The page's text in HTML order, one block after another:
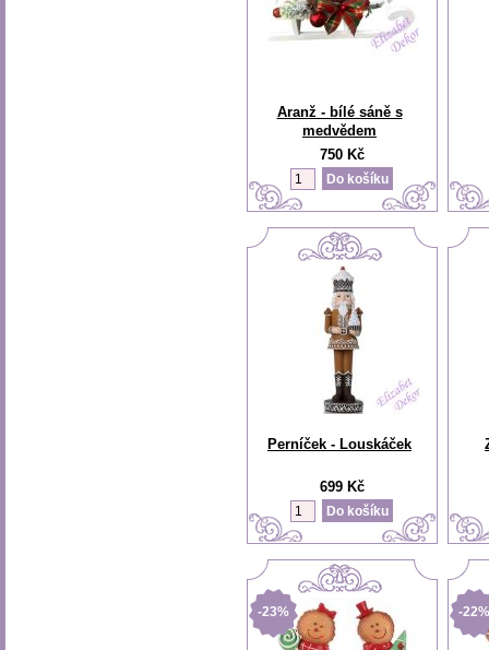
Aranž - bílé sáně s
medvědem
750 Kč
Perníček - Louskáček
699 Kč
-23% -22%